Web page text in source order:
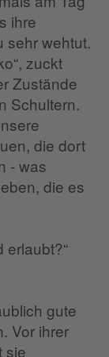
ihre
sehr wehtut.
zuckt
Zustände
Schultern.
die dort
- was
die es
erlaubt?“
gute
Vor ihrer
sie